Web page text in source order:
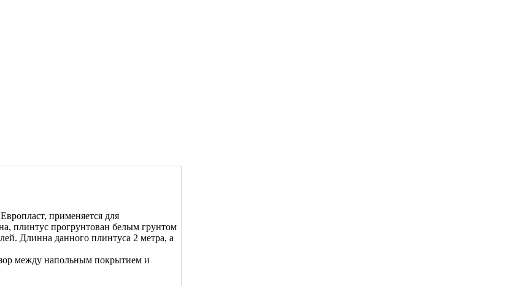
применяется для
плинтус прогрунтован белым грунтом
Длинна данного плинтуса 2 метра, а
между напольным покрытием и